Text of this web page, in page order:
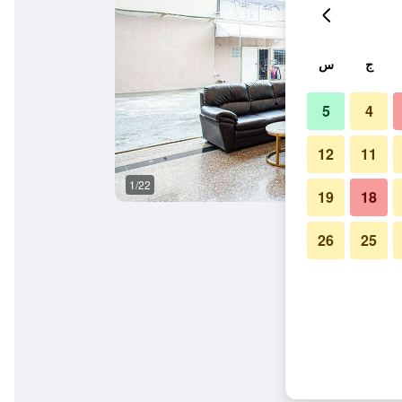
1/22
ج س
4
5
11
12
18
19
25
26